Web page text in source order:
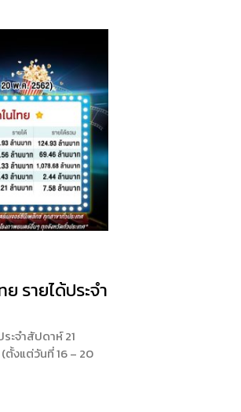
รายได้ประจำ
ะจำสัปดาห์ 21
งแต่วันที่ 16 – 20